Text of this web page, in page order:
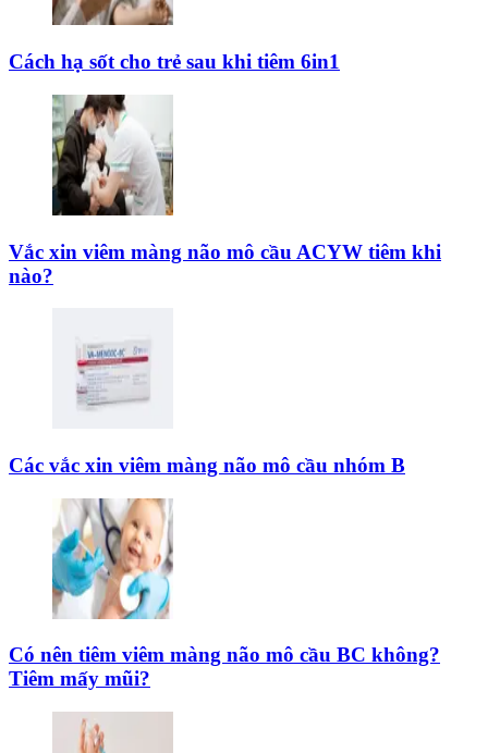
Cách hạ sốt cho trẻ sau khi tiêm 6in1
Vắc xin viêm màng não mô cầu ACYW tiêm khi
nào?
Các vắc xin viêm màng não mô cầu nhóm B
Có nên tiêm viêm màng não mô cầu BC không?
Tiêm mấy mũi?